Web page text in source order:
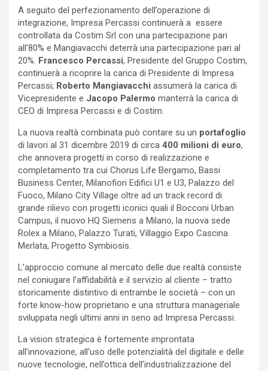
A seguito del perfezionamento dell’operazione di
integrazione, Impresa Percassi continuerà a essere
controllata da Costim Srl con una partecipazione pari
all’80% e Mangiavacchi deterrà una partecipazione pari al
20%. Francesco Percassi, Presidente del Gruppo Costim,
continuerà a ricoprire la carica di Presidente di Impresa
Percassi; Roberto Mangiavacchi assumerà la carica di
Vicepresidente e Jacopo Palermo manterrà la carica di
CEO di Impresa Percassi e di Costim.
La nuova realtà combinata può contare su un portafoglio
di lavori al 31 dicembre 2019 di circa 400 milioni di euro,
che annovera progetti in corso di realizzazione e
completamento tra cui Chorus Life Bergamo, Bassi
Business Center, Milanofiori Edifici U1 e U3, Palazzo del
Fuoco, Milano City Village oltre ad un track record di
grande rilievo con progetti iconici quali il Bocconi Urban
Campus, il nuovo HQ Siemens a Milano, la nuova sede
Rolex a Milano, Palazzo Turati, Villaggio Expo Cascina
Merlata, Progetto Symbiosis.
L’approccio comune al mercato delle due realtà consiste
nel coniugare l’affidabilità e il servizio al cliente – tratto
storicamente distintivo di entrambe le società – con un
forte know-how proprietario e una struttura manageriale
sviluppata negli ultimi anni in seno ad Impresa Percassi.
La vision strategica è fortemente improntata
all’innovazione, all’uso delle potenzialità del digitale e delle
nuove tecnologie, nell’ottica dell’industrializzazione del